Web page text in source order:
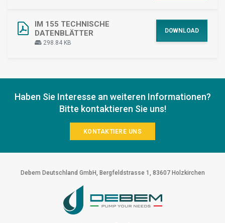
IM 155 TECHNISCHE
DATENBLÄTTER
298.84 KB
DOWNLOAD
Haben Sie Interesse an weiteren Informationen?
Bitte kontaktieren Sie uns!
KONTAKTIERE UNS
Debem Deutschland GmbH, Bergfeldstrasse 1, 83607 Holzkirchen